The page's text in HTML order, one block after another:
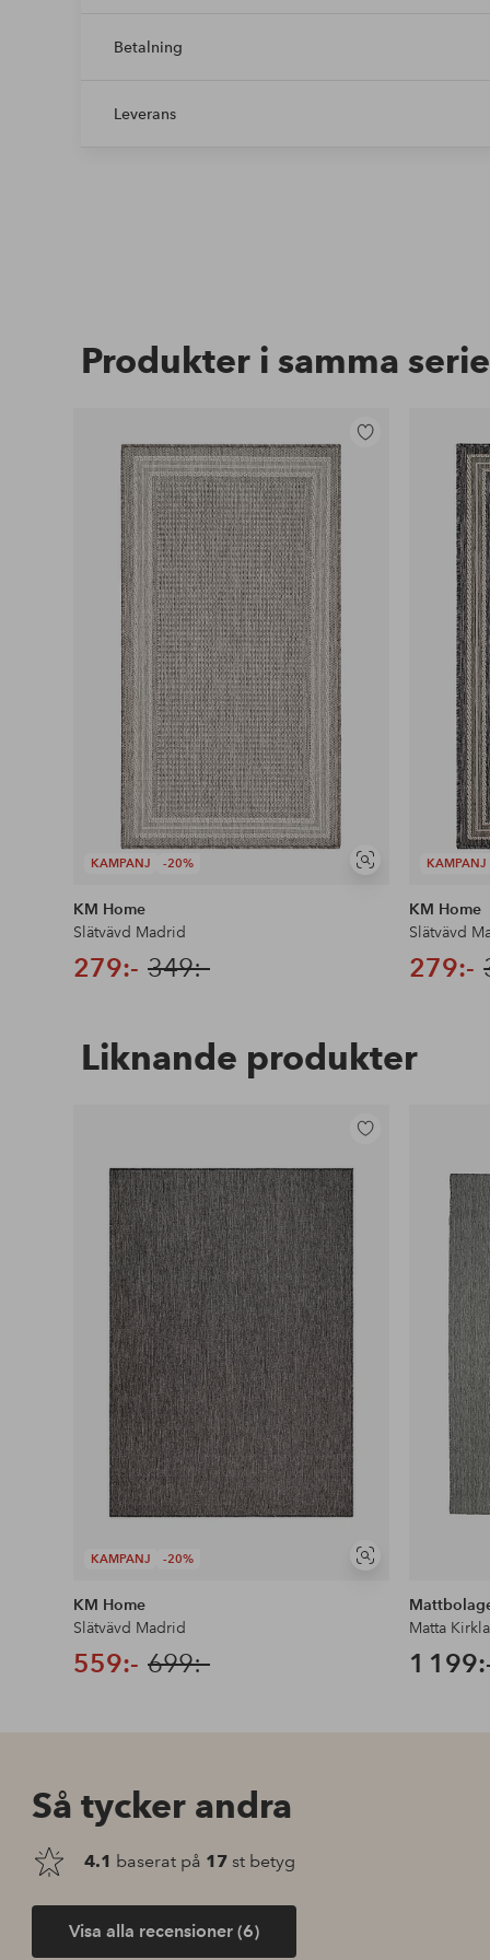
Betalning
Leverans
Produkter i samma serie
KAMPANJ -20%
Visa
KM Home
Slätvävd Madrid
279:- 349:-
KAMPANJ
KM Home
Slätvävd
279:-
Liknande produkter
KAMPANJ -20%
Visa
till
i
favoriter
KM Home
Slätvävd Madrid
559:- 699:-
Matta
1
Så tycker andra
4.1 baserat på 17 st betyg
Visa alla recensioner (6)